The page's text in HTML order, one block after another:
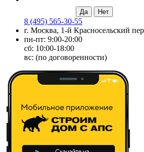
8 (495) 565-30-55
г. Москва, 1-й Красносельский
пн-пт: 9:00-20:00
сб: 10:00-18:00
вс: (по договоренности)